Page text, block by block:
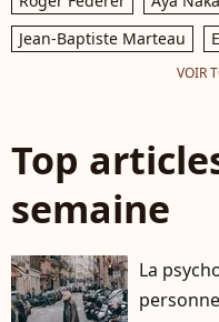
Jean-Baptiste Marteau
VOIR
Top
semaine
La